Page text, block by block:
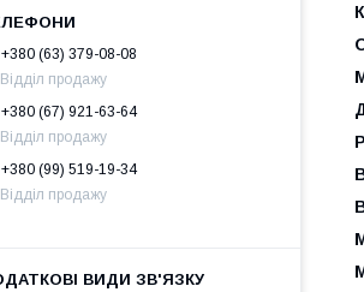
+380 (63) 379-08-08
Відділ продажу
+380 (67) 921-63-64
Відділ продажу
+380 (99) 519-19-34
Відділ продажу